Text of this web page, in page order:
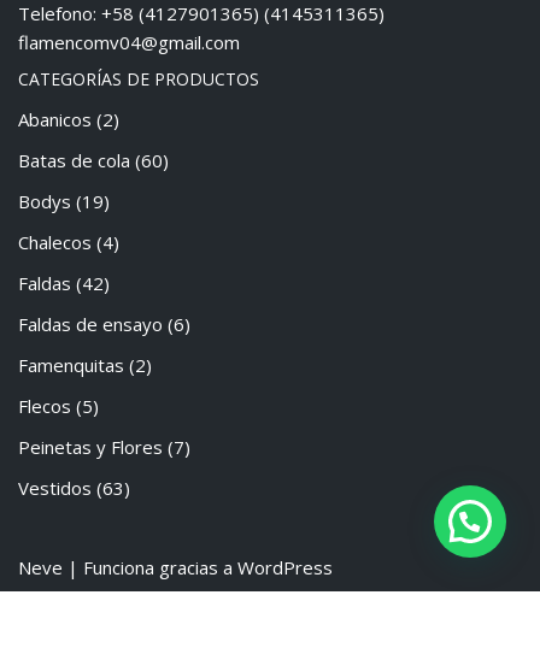
Telefono: +58 (4127901365) (4145311365)
flamencomv04@gmail.com
CATEGORÍAS DE PRODUCTOS
Abanicos (2)
Batas de cola (60)
Bodys (19)
Chalecos (4)
Faldas (42)
Faldas de ensayo (6)
Famenquitas (2)
Flecos (5)
Peinetas y Flores (7)
Vestidos (63)
Neve | Funciona gracias a WordPress